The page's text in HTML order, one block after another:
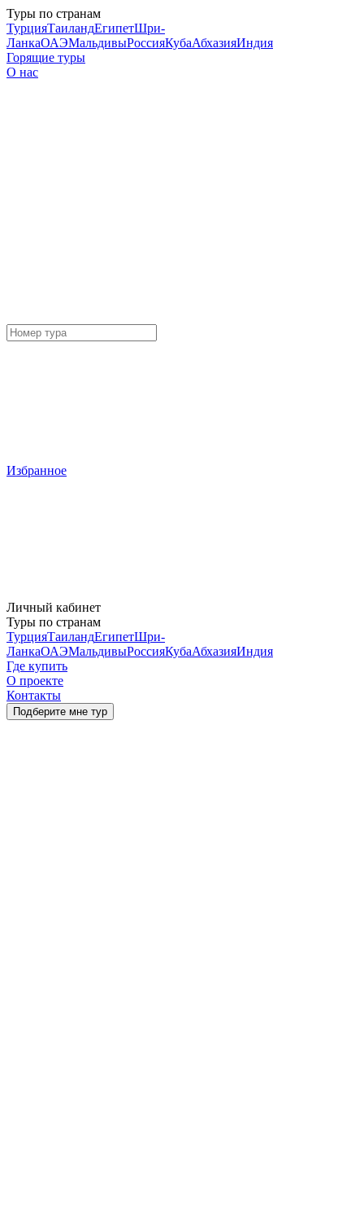
Туры по странам
ТурцияТаиландЕгипетШри-
ЛанкаОАЭМальдивыРоссияКубаАбхазияИндия
Горящие туры
О нас
Избранное
Личный кабинет
Туры по странам
ТурцияТаиландЕгипетШри-
ЛанкаОАЭМальдивыРоссияКубаАбхазияИндия
Где купить
О проекте
Контакты
Подберите мне тур